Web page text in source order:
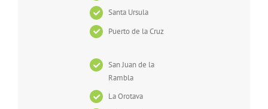
Santa Ursula
Puerto de la Cruz
San Juan de la
Rambla
La Orotava